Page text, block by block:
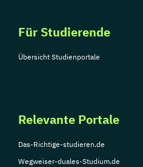
Für Studierende
Übersicht Studienportale
Relevante Portale
Das-Richtige-studieren.de
Wegweiser-duales-Studium.de